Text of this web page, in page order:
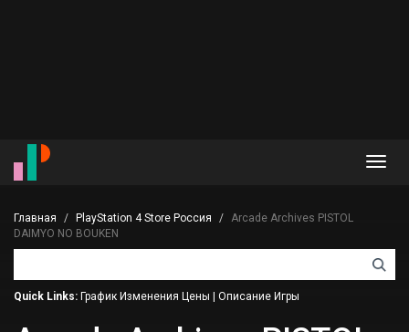
Главная PlayStation 4 Store Россия
Arcade Archives PISTOL
DAIMYO NO BOUKEN
Quick Links: График Изменения Цены Описание Игры